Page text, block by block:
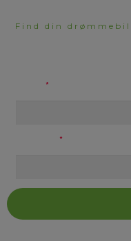
Find din drømmebil